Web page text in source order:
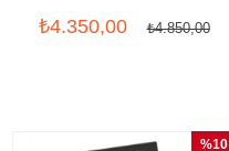
₺4.350,00 ₺4.850,00
%10